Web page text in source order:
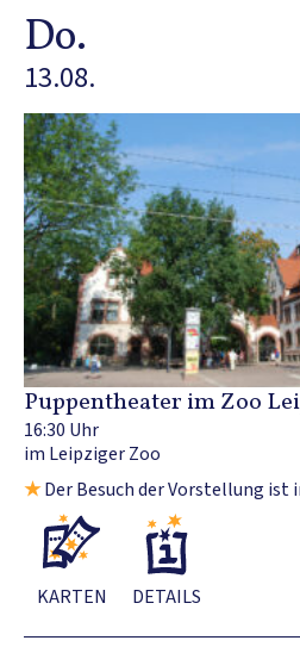
Do.
13.08.
Puppentheater im Zoo
16:30 Uhr
im Leipziger Zoo
★Der Besuch der Vorstellung
KARTEN DETAILS